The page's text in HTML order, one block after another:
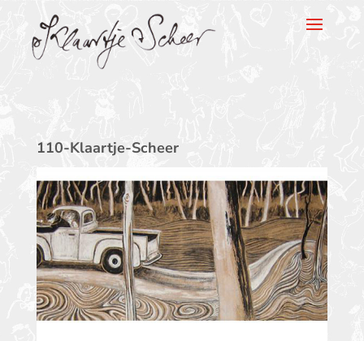
Klaartje Scheer
110-Klaartje-Scheer